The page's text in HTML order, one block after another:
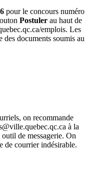
pour le concours numéro
Postuler au haut de
emplois. Les
des documents soumis au
on recommande
à la
de messagerie. On
de courrier indésirable.